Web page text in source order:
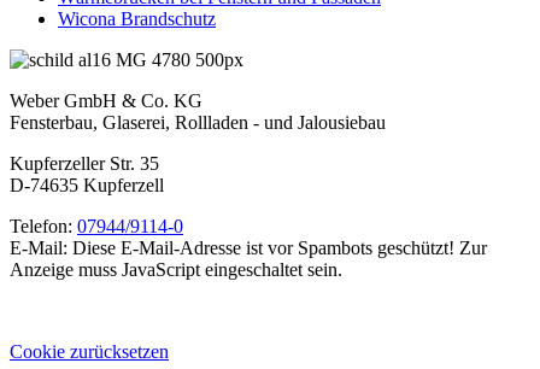
Wicona Brandschutz
Weber GmbH & Co. KG
Fensterbau, Glaserei, Rollladen - und Jalousiebau
Kupferzeller Str. 35
D-74635 Kupferzell
Telefon: 07944/9114-0
E-Mail: Diese E-Mail-Adresse ist vor Spambots geschützt! Zur
Anzeige muss JavaScript eingeschaltet sein.
Cookie zurücksetzen